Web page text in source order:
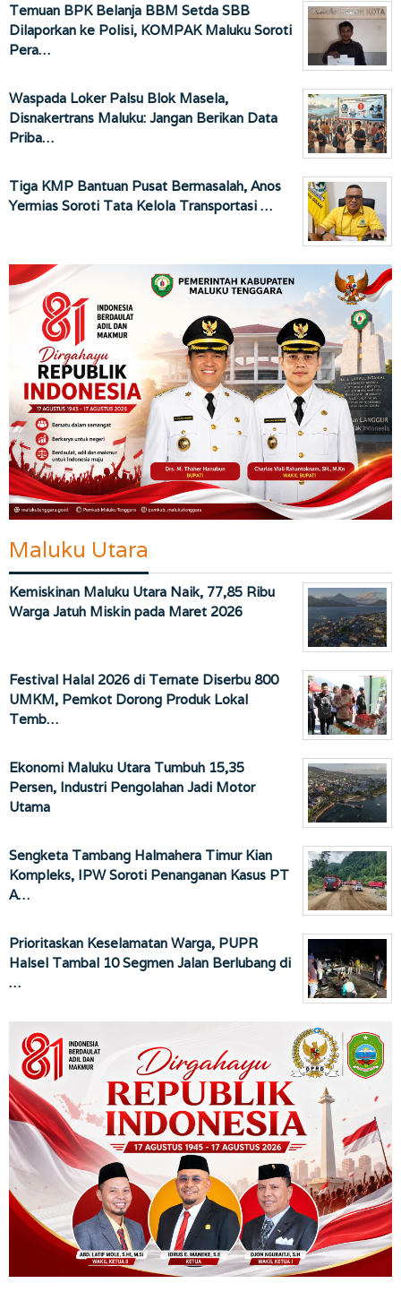
Temuan BPK Belanja BBM Setda SBB
Dilaporkan ke Polisi, KOMPAK Maluku Soroti
Pera…
Waspada Loker Palsu Blok Masela,
Disnakertrans Maluku: Jangan Berikan Data
Priba…
Tiga KMP Bantuan Pusat Bermasalah, Anos
Yermias Soroti Tata Kelola Transportasi …
Maluku Utara
Kemiskinan Maluku Utara Naik, 77,85 Ribu
Warga Jatuh Miskin pada Maret 2026
Festival Halal 2026 di Ternate Diserbu 800
UMKM, Pemkot Dorong Produk Lokal
Temb…
Ekonomi Maluku Utara Tumbuh 15,35
Persen, Industri Pengolahan Jadi Motor
Utama
Sengketa Tambang Halmahera Timur Kian
Kompleks, IPW Soroti Penanganan Kasus PT
A…
Prioritaskan Keselamatan Warga, PUPR
Halsel Tambal 10 Segmen Jalan Berlubang di
…